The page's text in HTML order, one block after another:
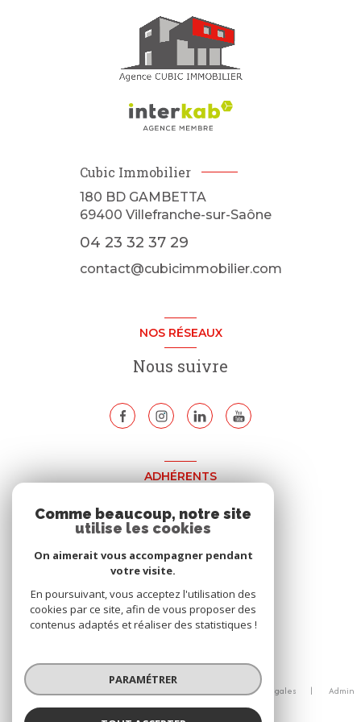
Cubic Immobilier
180 BD GAMBETTA
69400 Villefranche-sur-Saône
04 23 32 37 29
contact@cubicimmobilier.com
NOS RÉSEAUX
Nous suivre
ADHÉRENTS
Nous adhérons
© 2026 | Tous droits réservés
Mentions légales
Admin
Comme beaucoup, notre site
utilise les cookies
On aimerait vous accompagner pendant
votre visite.
En poursuivant, vous acceptez l'utilisation des
cookies par ce site, afin de vous proposer des
contenus adaptés et réaliser des statistiques !
PARAMÉTRER